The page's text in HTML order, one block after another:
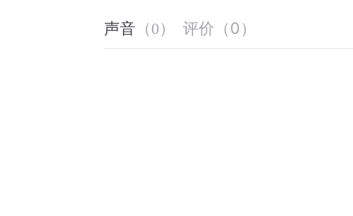
声音 （0） 评价 （0 ）